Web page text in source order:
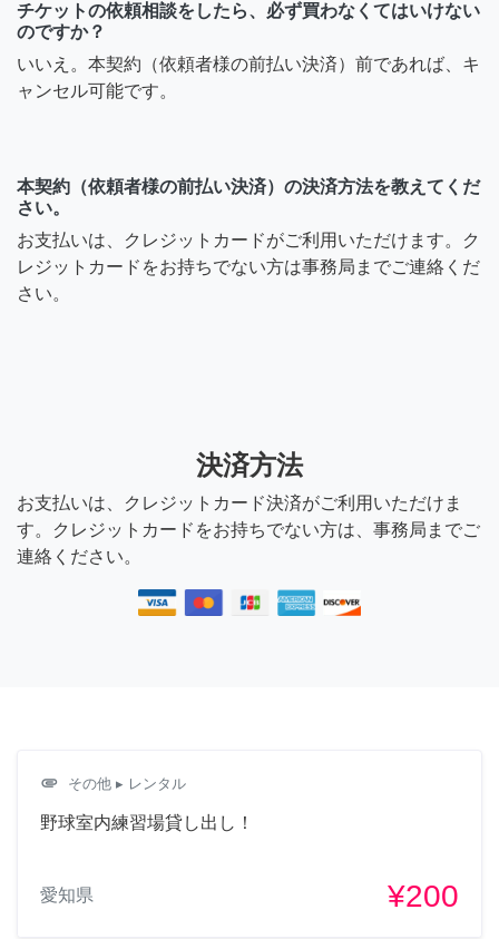
チケットの依頼相談をしたら、必ず買わなくてはいけない
のですか？
いいえ。本契約（依頼者様の前払い決済）前であれば、キ
ャンセル可能です。
本契約（依頼者様の前払い決済）の決済方法を教えてくだ
さい。
お支払いは、クレジットカードがご利用いただけます。ク
レジットカードをお持ちでない方は事務局までご連絡くだ
さい。
決済方法
お支払いは、クレジットカード決済がご利用いただけま
す。クレジットカードをお持ちでない方は、事務局までご
連絡ください。
attachment その他 ▸ レンタル
野球室内練習場貸し出し！
愛知県 ¥200